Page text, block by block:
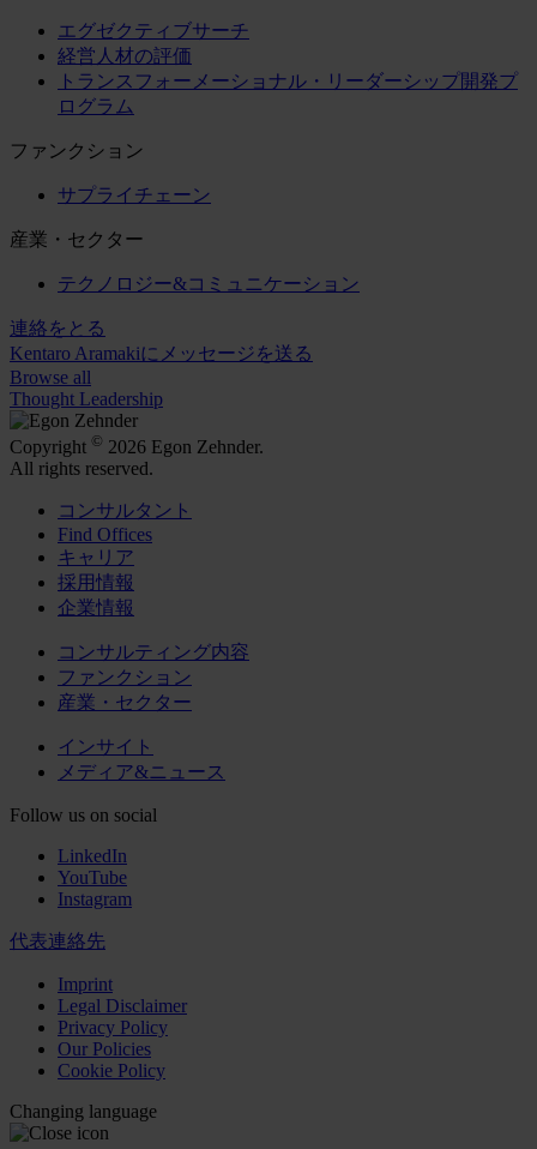
エグゼクティブサーチ
経営人材の評価
トランスフォーメーショナル・リーダーシップ開発プ
ログラム
ファンクション
サプライチェーン
産業・セクター
テクノロジー&コミュニケーション
連絡をとる
Kentaro Aramakiにメッセージを送る
Browse all
Thought Leadership
Copyright © 2026 Egon Zehnder.
All rights reserved.
コンサルタント
Find Offices
キャリア
採用情報
企業情報
コンサルティング内容
ファンクション
産業・セクター
インサイト
メディア&ニュース
Follow us on social
LinkedIn
YouTube
Instagram
代表連絡先
Imprint
Legal Disclaimer
Privacy Policy
Our Policies
Cookie Policy
Changing language